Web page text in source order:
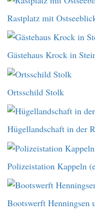
Rastplatz mit
Gästehaus Krock in
Ortsschild Stolk
Hügellandschaft in der
Polizeistation Kappeln
Bootswerft Henningsen